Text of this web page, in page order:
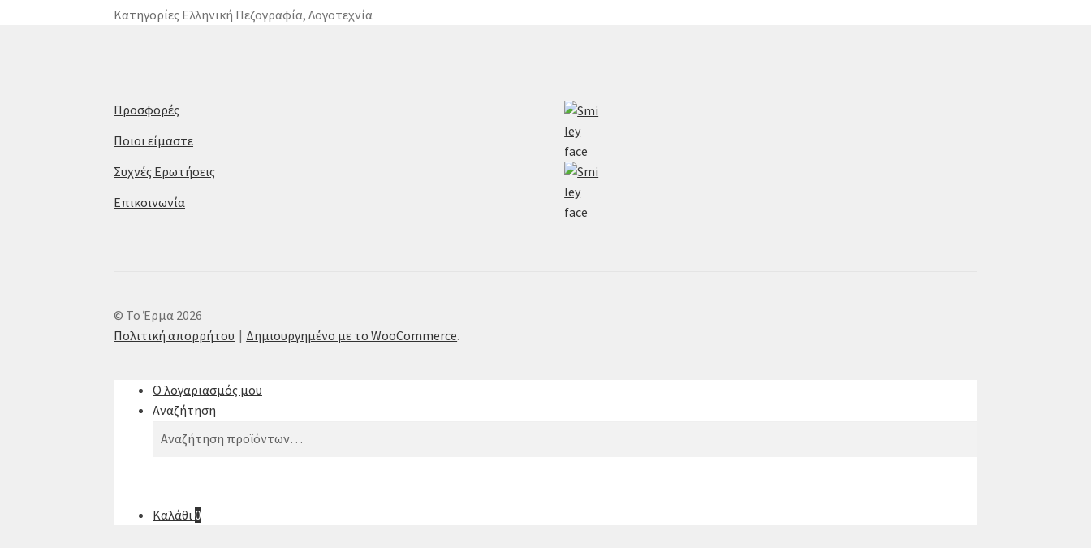
Κατηγορίες Ελληνική Πεζογραφία,Λογοτεχνία
Προσφορές
Ποιοι είμαστε
Συχνές Ερωτήσεις
Επικοινωνία
© Το Έρμα 2026
Πολιτική απορρήτου
Δημιουργημένο με το WooCommerce.
Ο λογαριασμός μου
Αναζήτηση
Αναζήτηση
Αναζήτηση
Καλάθι0